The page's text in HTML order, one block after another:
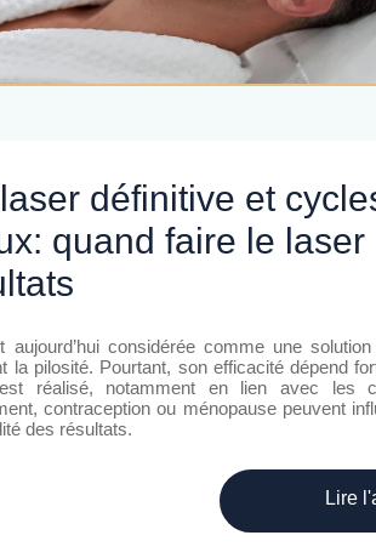
quand faire le laser
aujourd’hui considérée comme une
la pilosité. Pourtant, son efficacité dépend
réalisé, notamment en lien avec les
contraception ou ménopause peuvent
des résultats.
Lire